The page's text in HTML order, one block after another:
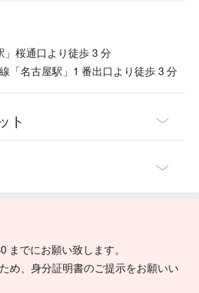
」桜通口より徒歩 3 分
「名古屋駅」1 番出口より徒歩 3 分
ト
までにお願い致します。
め、身分証明書のご提示をお願いい